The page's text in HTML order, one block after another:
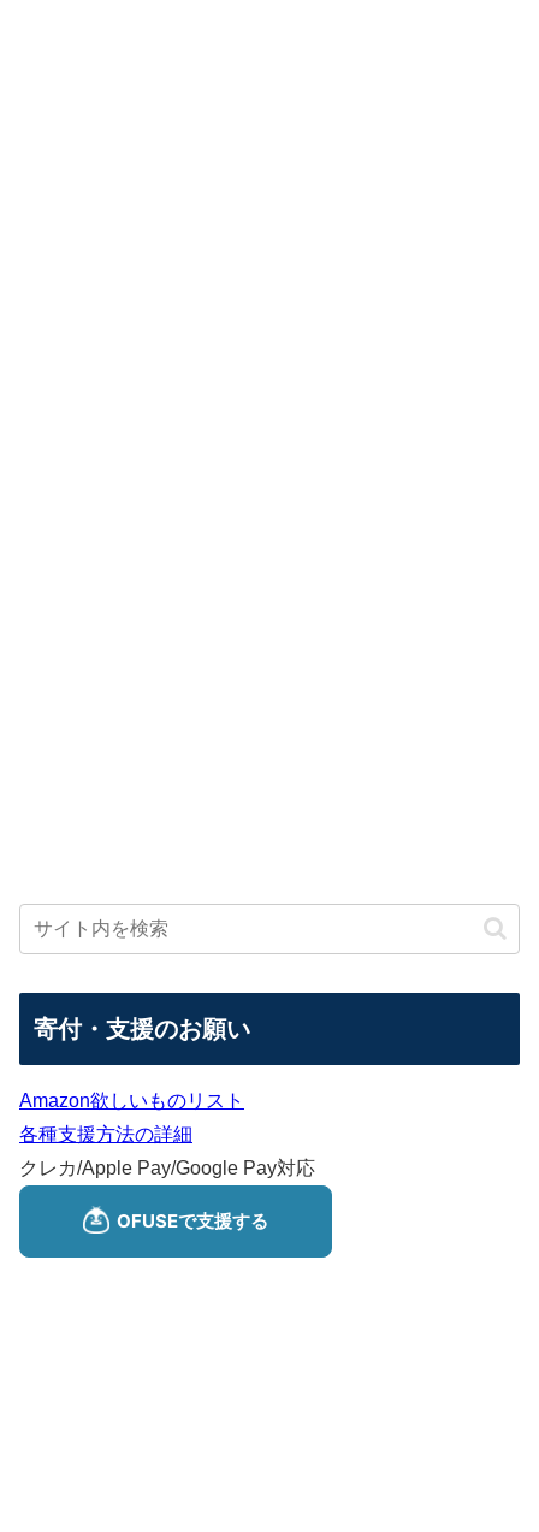
寄付・支援のお願い
Amazon欲しいものリスト
各種支援方法の詳細
クレカ/Apple Pay/Google Pay対応